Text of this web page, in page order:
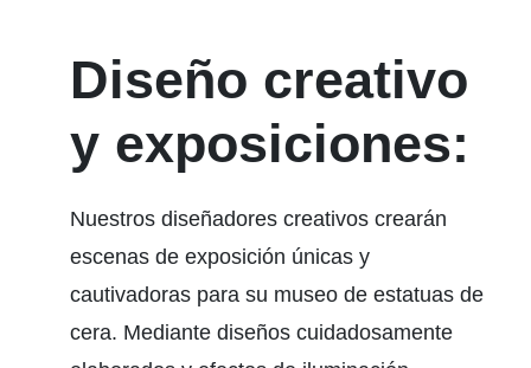
Diseño creativo
y exposiciones:
Nuestros diseñadores creativos crearán
escenas de exposición únicas y
cautivadoras para su museo de estatuas de
cera. Mediante diseños cuidadosamente